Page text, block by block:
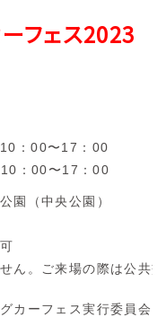
フェス2023
：00〜17：00
：00〜17：00
園（中央公園）
ん。ご来場の際は公共
カーフェス実行委員会